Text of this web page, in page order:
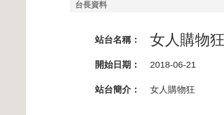
台長資料
站台名稱： 女人購物狂
開始日期： 2018-06-21
站台簡介： 女人購物狂